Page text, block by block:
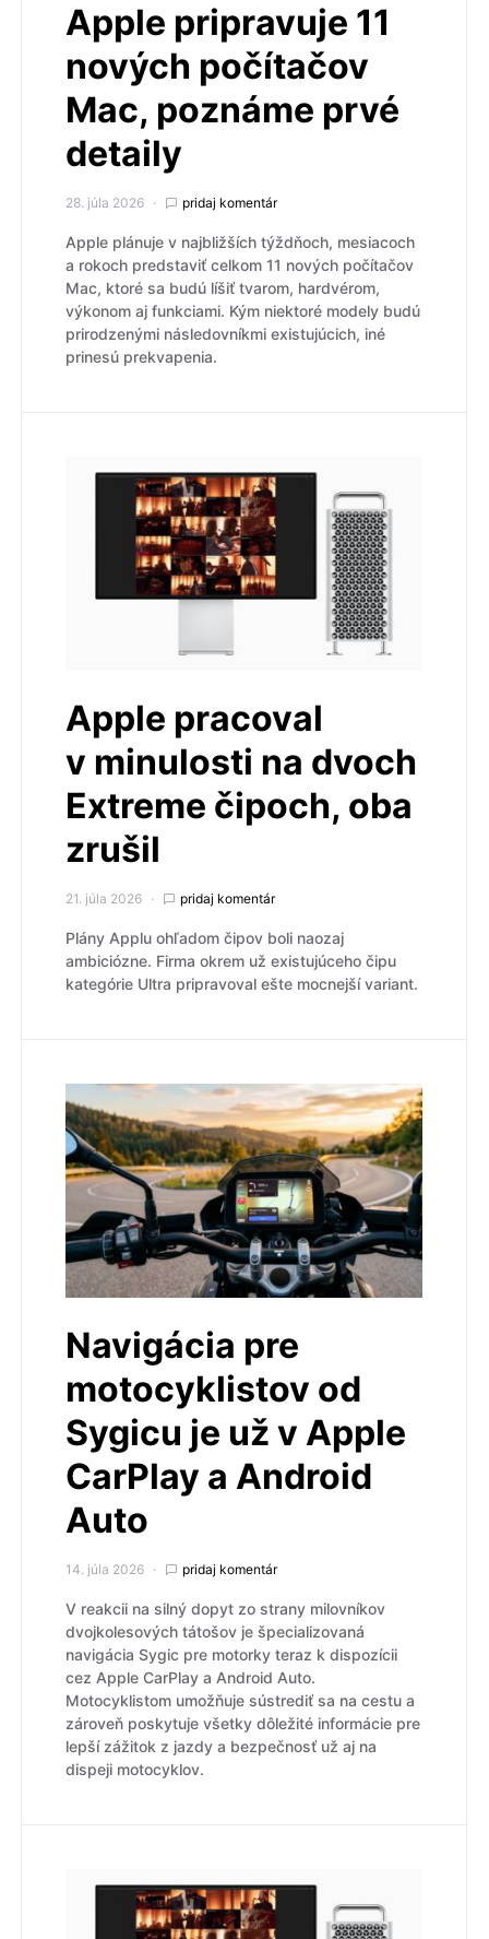
Apple pripravuje 11
nových počítačov
Mac, poznáme prvé
detaily
28. júla 2026 pridaj komentár
Apple plánuje v najbližších týždňoch, mesiacoch
a rokoch predstaviť celkom 11 nových počítačov
Mac, ktoré sa budú líšiť tvarom, hardvérom,
výkonom aj funkciami. Kým niektoré modely budú
prirodzenými následovníkmi existujúcich, iné
prinesú prekvapenia.
Apple pracoval
v minulosti na dvoch
Extreme čipoch, oba
zrušil
21. júla 2026 pridaj komentár
Plány Applu ohľadom čipov boli naozaj
ambiciózne. Firma okrem už existujúceho čipu
kategórie Ultra pripravoval ešte mocnejší variant.
Navigácia pre
motocyklistov od
Sygicu je už v Apple
CarPlay a Android
Auto
14. júla 2026 pridaj komentár
V reakcii na silný dopyt zo strany milovníkov
dvojkolesových tátošov je špecializovaná
navigácia Sygic pre motorky teraz k dispozícii
cez Apple CarPlay a Android Auto.
Motocyklistom umožňuje sústrediť sa na cestu a
zároveň poskytuje všetky dôležité informácie pre
lepší zážitok z jazdy a bezpečnosť už aj na
dispeji motocyklov.